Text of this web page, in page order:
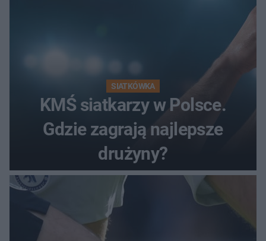
SIATKÓWKA
KMŚ siatkarzy w Polsce.
Gdzie zagrają najlepsze
drużyny?